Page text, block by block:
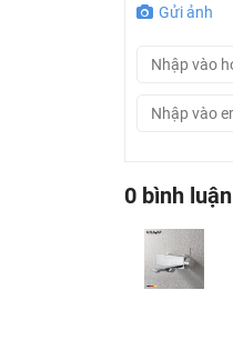
Gửi ảnh
0 bình luận